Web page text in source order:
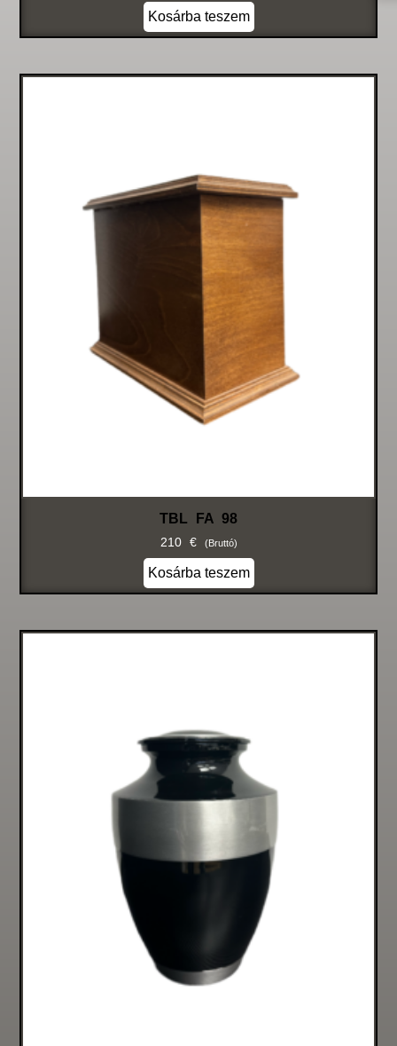
Kosárba teszem
TBL FA 98
210 € (bruttó)
Kosárba teszem